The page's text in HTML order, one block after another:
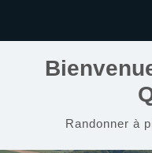
Randonner à